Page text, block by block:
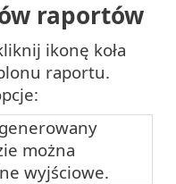
raportów
ikonę koła
raportu.
można
wyjściowe.